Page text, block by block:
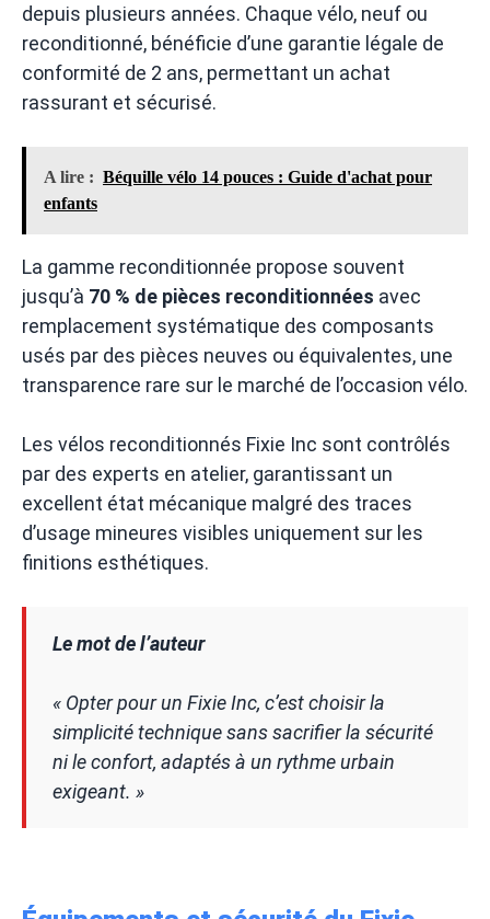
depuis plusieurs années. Chaque vélo, neuf ou
reconditionné, bénéficie d’une garantie légale de
conformité de 2 ans, permettant un achat
rassurant et sécurisé.
A lire : Béquille vélo 14 pouces : Guide d'achat pour
enfants
La gamme reconditionnée propose souvent
jusqu’à 70 % de pièces reconditionnées avec
remplacement systématique des composants
usés par des pièces neuves ou équivalentes, une
transparence rare sur le marché de l’occasion vélo.
Les vélos reconditionnés Fixie Inc sont contrôlés
par des experts en atelier, garantissant un
excellent état mécanique malgré des traces
d’usage mineures visibles uniquement sur les
finitions esthétiques.
Le mot de l’auteur
« Opter pour un Fixie Inc, c’est choisir la
simplicité technique sans sacrifier la sécurité
ni le confort, adaptés à un rythme urbain
exigeant. »